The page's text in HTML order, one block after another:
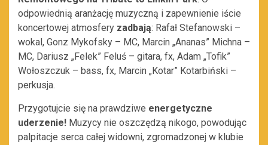
odpowiednią aranżację muzyczną i zapewnienie iście
koncertowej atmosfery zadbają: Rafał Stefanowski –
wokal, Gonz Mykofsky – MC, Marcin „Ananas” Michna –
MC, Dariusz „Felek” Feluś – gitara, fx, Adam „Tofik”
Wołoszczuk – bass, fx, Marcin „Kotar” Kotarbiński –
perkusja.
Przygotujcie się na prawdziwe energetyczne
uderzenie! Muzycy nie oszczędzą nikogo, powodując
palpitacje serca całej widowni, zgromadzonej w klubie